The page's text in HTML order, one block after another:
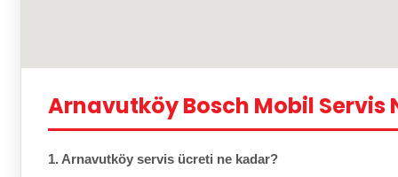
Arnavutköy Bosch Mobil Servis
1. Arnavutköy servis ücreti ne kadar?